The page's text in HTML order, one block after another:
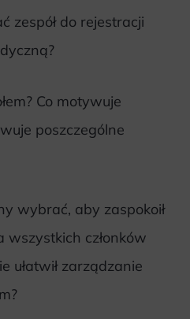
zespół do rejestracji
Co motywuje
poszczególne
wybrać, aby zaspokoił
członków
ułatwił zarządzanie